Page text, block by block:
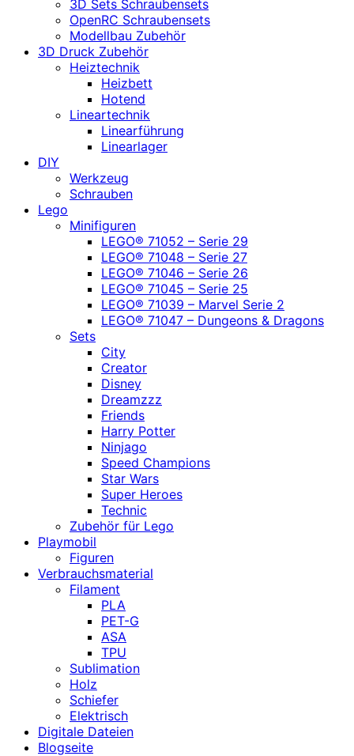
3D Sets Schraubensets
OpenRC Schraubensets
Modellbau Zubehör
3D Druck Zubehör
Heiztechnik
Heizbett
Hotend
Lineartechnik
Linearführung
Linearlager
DIY
Werkzeug
Schrauben
Lego
Minifiguren
LEGO® 71052 – Serie 29
LEGO® 71048 – Serie 27
LEGO® 71046 – Serie 26
LEGO® 71045 – Serie 25
LEGO® 71039 – Marvel Serie 2
LEGO® 71047 – Dungeons & Dragons
Sets
City
Creator
Disney
Dreamzzz
Friends
Harry Potter
Ninjago
Speed Champions
Star Wars
Super Heroes
Technic
Zubehör für Lego
Playmobil
Figuren
Verbrauchsmaterial
Filament
PLA
PET-G
ASA
TPU
Sublimation
Holz
Schiefer
Elektrisch
Digitale Dateien
Blogseite